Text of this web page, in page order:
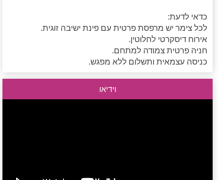
כדאי לדעת:
לכל צימר יש מרפסת פרטית עם פינת ישיבה זוגית.
אירוח דיסקרטי לחלוטין.
חניה פרטית צמודה למתחם.
כניסה עצמאית ותשלום ללא מפגש.
וידיאו